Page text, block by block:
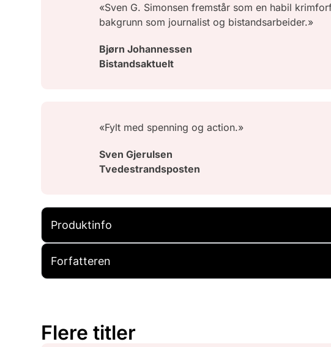
«Sven G. Simonsen fremstår som en habil
bakgrunn som journalist og bistandsarbeider.»
Bjørn Johannessen
Bistandsaktuelt
«Fylt med spenning og action.»
Sven Gjerulsen
Tvedestrandsposten
Produktinfo
Forfatteren
Flere titler